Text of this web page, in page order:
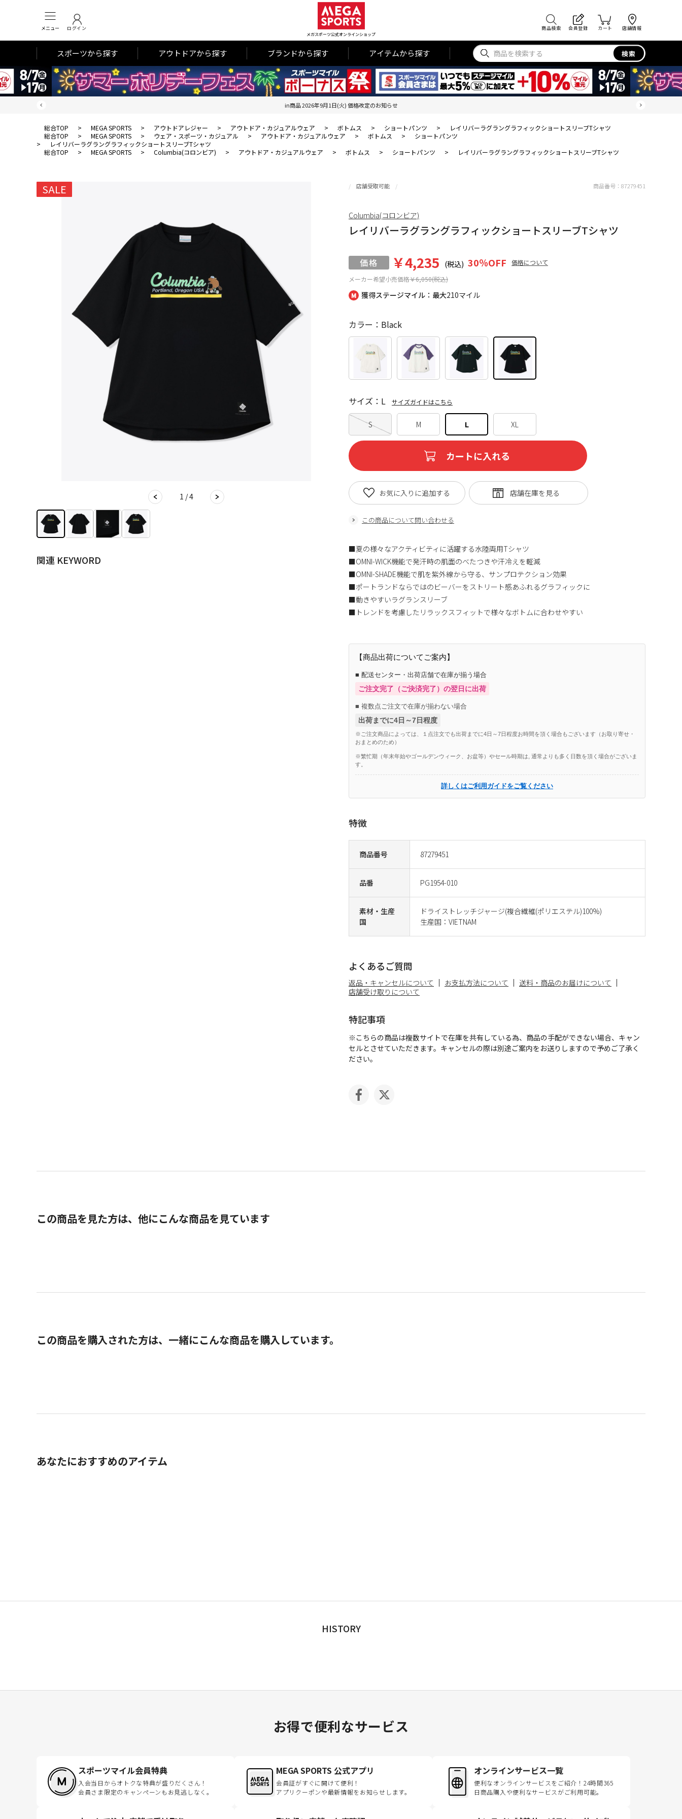
メニュー ログイン
メガスポーツ公式オンラインショップ
商品検索 会員登録 カート 店舗情報
スポーツから探す アウトドアから探す ブランドから探す アイテムから探す 検索
in商品 2026年9月1日(火) 価格改定のお知らせ
総合TOP > MEGA SPORTS > アウトドアレジャー > アウトドア・カジュアルウェア > ボトムス > ショートパンツ >
レイリバーラグラングラフィックショートスリーブTシャツ
総合TOP
> MEGA SPORTS > ウェア・スポーツ・カジュアル > アウトドア・カジュアルウェア > ボトムス >
ショートパンツ
>
レイリバーラグラングラフィックショートスリーブTシャツ
総合TOP
> MEGA SPORTS > Columbia(コロンビア) > アウトドア・カジュアルウェア > ボトムス > ショートパンツ > レイリバーラグラングラフィックショートスリーブTシャツ
SALE
1 / 4
関連 KEYWORD
獲得ステージマイル：最大210マイル
店舗受取可能
レイリバーラグラングラフィックショートスリーブTシャツ
メーカー希望小売価格￥6,050(税込)
￥4,235 (税込) 30％OFF 価格について
商品番号 87279451
品番 PG1954-010
素材・生産
国
ドライストレッチジャージ(複合繊維(ポリエステル)100%)
生産国：VIETNAM
カラー：Black
S M L XL
サイズ：L サイズガイドはこちら
カートに入れる
この商品について問い合わせる
お気に入りに追加する
商品番号： 87279451
Columbia(コロンビア)
■夏の様々なアクティビティに活躍する水陸両用Tシャツ
■OMNI-WICK機能で発汗時の肌面のべたつきや汗冷えを軽減
■OMNI-SHADE機能で肌を紫外線から守る、サンプロテクション効果
■ポートランドならではのビーバーをストリート感あふれるグラフィックに
■動きやすいラグランスリーブ
■トレンドを考慮したリラックスフィットで様々なボトムに合わせやすい
【商品出荷についてご案内】
■ 配送センター・出荷店舗で在庫が揃う場合
ご注文完了（ご決済完了）の翌日に出荷
■ 複数点ご注文で在庫が揃わない場合
出荷までに4日～7日程度
※ご注文商品によっては、１点注文でも出荷までに4日～7日程度お時間を頂く場合もございます（お取り寄せ・
おまとめのため）
※繁忙期（年末年始やゴールデンウィーク、お盆等）やセール時期は, 通常よりも多く日数を頂く場合がございま
す。
詳しくはご利用ガイドをご覧ください
特徴
よくあるご質問
返品・キャンセルについて お支払方法について
送料・商品のお届けについて
店舗受け取りについて
特記事項
※こちらの商品は複数サイトで在庫を共有している為、商品の手配ができない場合、キャン
セルとさせていただきます。キャンセルの際は別途ご案内をお送りしますので予めご了承く
ださい。
この商品を見た方は、他にこんな商品を見ています
この商品を購入された方は、一緒にこんな商品を購入しています。
あなたにおすすめのアイテム
HISTORY
お得で便利なサービス
スポーツマイル会員特典
入会当日からオトクな特典が盛りだくさん！
会員さま限定のキャンペーンもお見逃しなく。
MEGA SPORTS 公式アプリ
会員証がすぐに開けて便利！
アプリクーポンや最新情報をお知らせします。
オンラインサービス一覧
便利なオンラインサービスをご紹介！24時間365
日商品購入や便利なサービスがご利用可能。